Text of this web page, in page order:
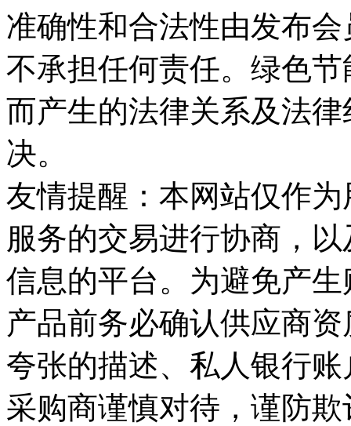
准确性和合法性由发布
不承担任何责任。绿色
而产生的法律关系及法
决。
友情提醒：本网站仅作
服务的交易进行协商，
信息的平台。为避免产
产品前务必确认供应商
夸张的描述、私人银行
采购商谨慎对待，谨防